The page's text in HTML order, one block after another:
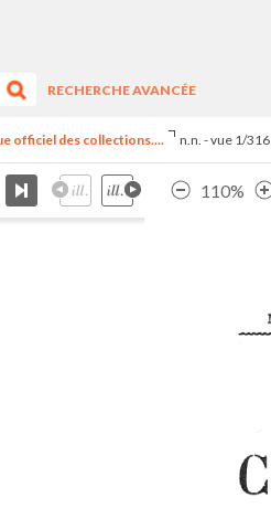
RECHERCHE AVANCÉE
officiel des collections.... n.n. - vue 1/316
110%